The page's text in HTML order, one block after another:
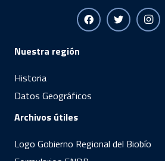
Nuestra región
Historia
Datos Geográficos
Archivos útiles
Logo Gobierno Regional del Biobío